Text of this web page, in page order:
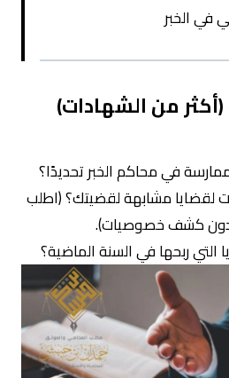
في الخبر
في محاكم الخبر تحديدًا؟
لقضايا مشابهة لقضيتك؟ (اطلب
دون كشف خصوصيات).
التي ربحها في السنة الماضية؟